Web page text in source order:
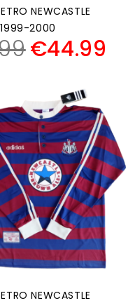
NEWCASTLE
1999-2000
€44.99
NEWCASTLE